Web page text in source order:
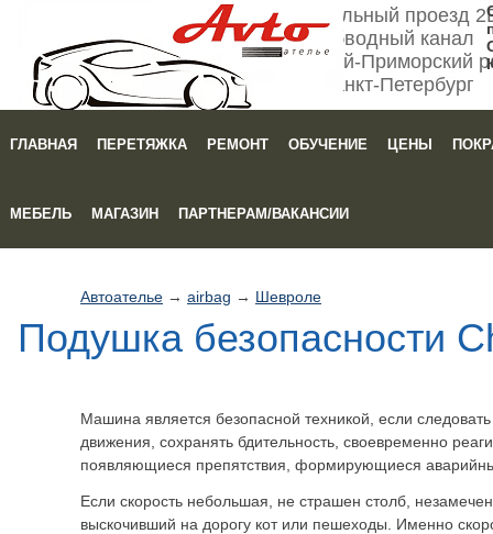
Мебельный проезд
Обводный канал
Кировский-Приморский
Санкт-Петербург
ГЛАВНАЯ ПЕРЕТЯЖКА РЕМОНТ ОБУЧЕНИЕ ЦЕНЫ
МЕБЕЛЬ МАГАЗИН ПАРТНЕРАМ/ВАКАНСИИ
Автоателье → airbag → Шевроле
Подушка безопасности
Машина является безопасной техникой, если
движения, сохранять бдительность, своевременно
появляющиеся препятствия, формирующиеся
Если скорость небольшая, не страшен столб,
выскочивший на дорогу кот или пешеходы. Именно